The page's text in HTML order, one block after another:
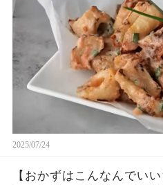
2025/07/24
【おかずはこんなんでい